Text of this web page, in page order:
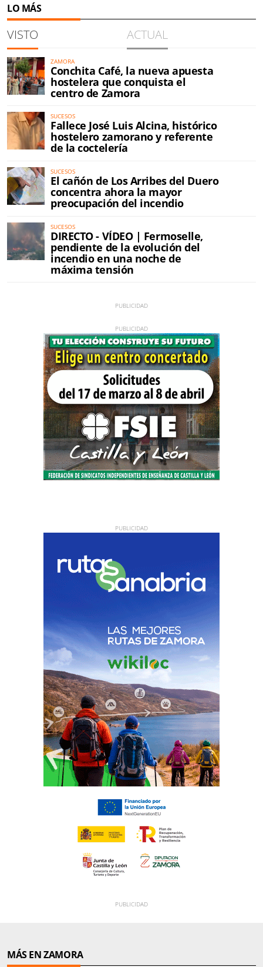
LO MÁS
VISTO ACTUAL
ZAMORA
Conchita Café, la nueva apuesta
hostelera que conquista el
centro de Zamora
SUCESOS
Fallece José Luis Alcina, histórico
hostelero zamorano y referente
de la coctelería
SUCESOS
El cañón de Los Arribes del Duero
concentra ahora la mayor
preocupación del incendio
SUCESOS
DIRECTO - VÍDEO | Fermoselle,
pendiente de la evolución del
incendio en una noche de
máxima tensión
MÁS EN ZAMORA